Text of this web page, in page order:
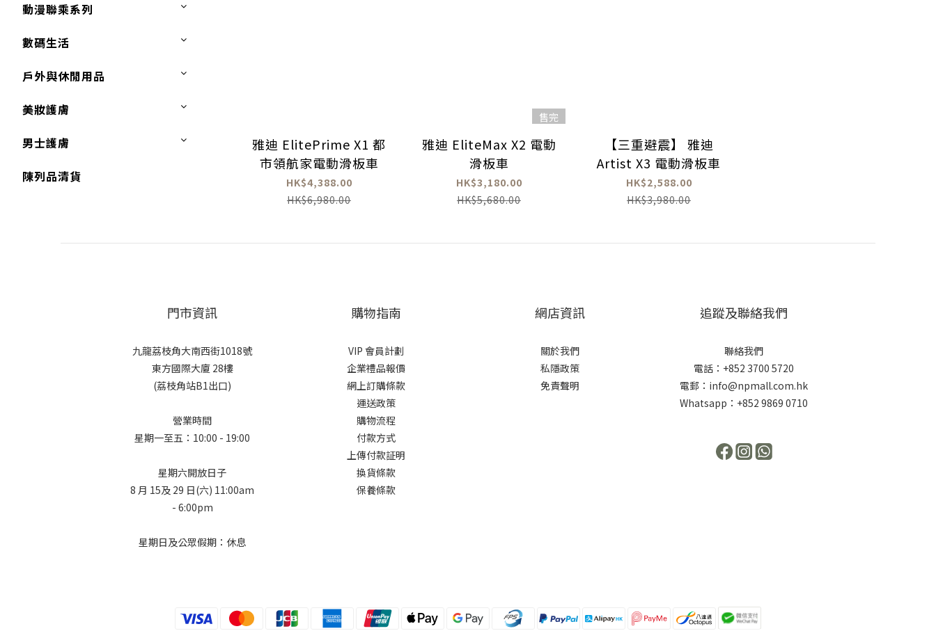
動漫聯乘系列
數碼生活
戶外與休閒用品
美妝護膚
男士護膚
陳列品清貨
雅迪 ElitePrime X1 都
市領航家電動滑板車
HK$4,388.00
HK$6,980.00
售完
雅迪 EliteMax X2 電動
滑板車
HK$3,180.00
HK$5,680.00
【三重避震】 雅迪
Artist X3 電動滑板車
HK$2,588.00
HK$3,980.00
門市資訊
九龍荔枝角大南西街1018號
東方國際大廈 28樓
(荔枝角站B1出口)
營業時間
星期一至五：10:00 - 19:00
星期六開放日子
8 月 15及 29 日(六) 11:00am
- 6:00pm
星期日及公眾假期：休息
購物指南
VIP 會員計劃
企業禮品報價
網上訂購條款
運送政策
購物流程
付款方式
上傳付款証明
換貨條款
保養條款
網店資訊
關於我們
私隱政策
免責聲明
追蹤及聯絡我們
聯絡我們
電話：+852 3700 5720
電郵：info@npmall.com.hk
Whatsapp：+852 9869 0710